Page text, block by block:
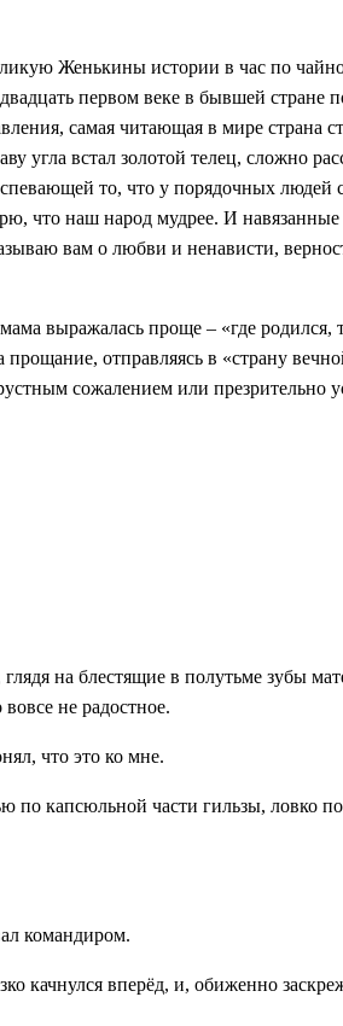
Женькины истории в час по
первом веке в бывшей стране
самая читающая в мире страна
угла встал золотой телец, сложно
то, что у порядочных
что наш народ мудрее. И
вам о любви и ненависти,
выражалась проще – «где родился,
отправляясь в «страну
сожалением или презрительно
на блестящие в полутьме зубы
не радостное.
что это ко мне.
капсюльной части гильзы, ловко
командиром.
качнулся вперёд, и, обиженно